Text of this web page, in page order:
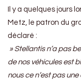
Il y a quelques jours
Metz, le patron du
déclaré :
» Stellantis n’a pas
de nos véhicules est
nous ce n’est pas